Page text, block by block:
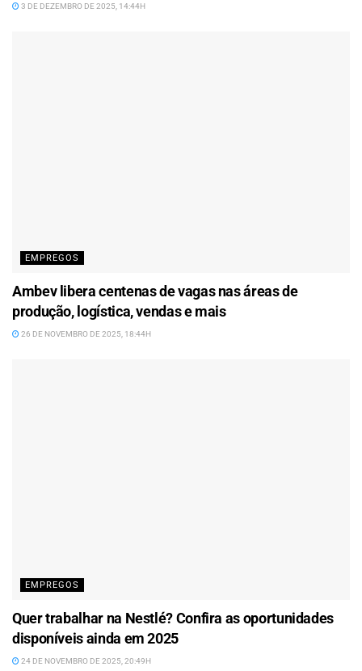
3 DE DEZEMBRO DE 2025, 14:44H
EMPREGOS
Ambev libera centenas de vagas nas áreas de
produção, logística, vendas e mais
26 DE NOVEMBRO DE 2025, 18:44H
EMPREGOS
Quer trabalhar na Nestlé? Confira as oportunidades
disponíveis ainda em 2025
24 DE NOVEMBRO DE 2025, 20:49H